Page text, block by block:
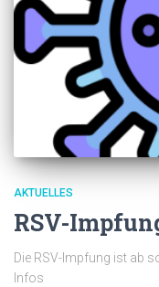
AKTUELLES
RSV-
Die RSV-Impfung ist ab
Infos